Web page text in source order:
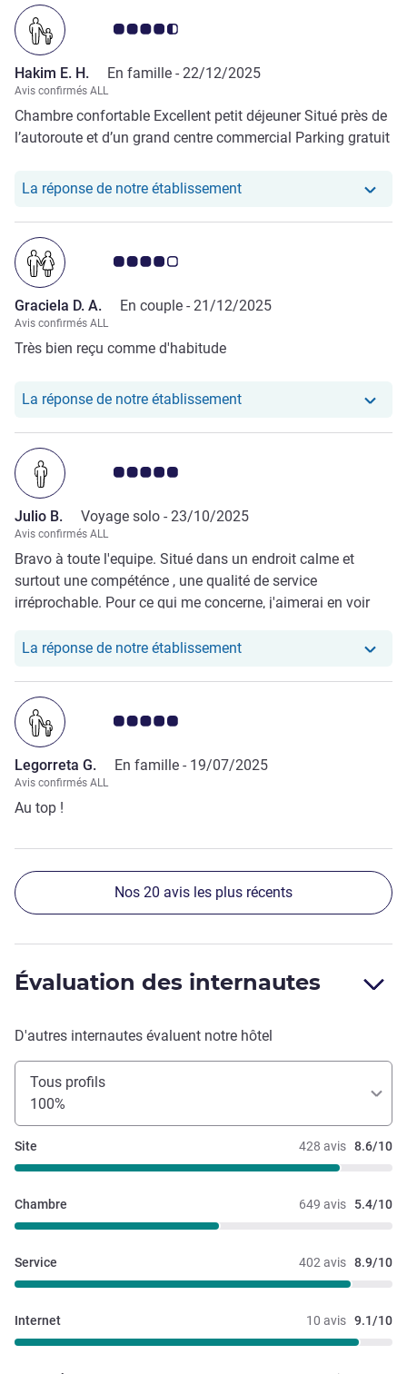
fermant la porte de la SDB : impossible de dormir à cause
de la nausée provoquée par l'odeur d’égouts de votre
chambre. Le lendemain j'ai dû reprendre la route pour
l'Andalousie sans avoir dormi correctement. Le fait que
vous ne fassiez pas contrôler vos canalisations
régulièrement est scandaleux. IBIS fait prendre des risques
à sa clientèle en osant fournir une chambre remplie
avant de faire de la route, pour plus de 70 euros. Je suis
HORRIBLE A IBIS ALCALA LE 19 AVRIL car la route a été
DIFFICILE sans avoir dormi à cause d'IBIS ! Cordialement.
Note Avis clients 4.5/5
Hakim E. H. En famille - 22/12/2025
Avis confirmés ALL
Chambre confortable Excellent petit déjeuner Situé près de
l’autoroute et d’un grand centre commercial Parking gratuit
La réponse de notre établissementNotre hôtel a repondu au
Note Avis clients 4.0/5
Graciela D. A. En couple - 21/12/2025
Avis confirmés ALL
Très bien reçu comme d'habitude
La réponse de notre établissementNotre hôtel a repondu au
Note Avis clients 5.0/5
Julio B. Voyage solo - 23/10/2025
Avis confirmés ALL
Bravo à toute l'equipe. Situé dans un endroit calme et
surtout une compéténce , une qualité de service
irréprochable. Pour ce qui me concerne, j'aimerai en voir
La réponse de notre établissementNotre hôtel a repondu au
Note Avis clients 5.0/5
Legorreta G. En famille - 19/07/2025
Avis confirmés ALL
Au top !
Nos 20 avis les plus récents
Évaluation des internautes
D'autres internautes évaluent notre hôtel
Tous profils
100%
428 avis 8.6/10
Site
649 avis 5.4/10
Chambre
402 avis 8.9/10
Service
10 avis 9.1/10
Internet